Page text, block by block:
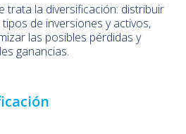
trata la diversificación: distribuir
de inversiones y activos,
las posibles pérdidas y
ganancias.